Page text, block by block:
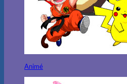
Animé